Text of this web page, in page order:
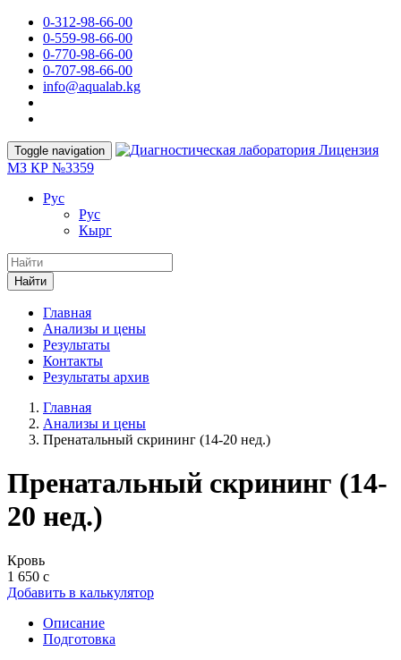
0-312-98-66-00
0-559-98-66-00
0-770-98-66-00
0-707-98-66-00
info@aqualab.kg
Toggle navigation
Лицензия
МЗ КР №3359
Руc
Руc
Кырг
Найти
Главная
Анализы и цены
Результаты
Контакты
Результаты архив
Главная
Анализы и цены
Пренатальный скрининг (14-20 нед.)
Пренатальный скрининг (14-
20 нед.)
Кровь
1 650 с
Добавить в калькулятор
Описание
Подготовка